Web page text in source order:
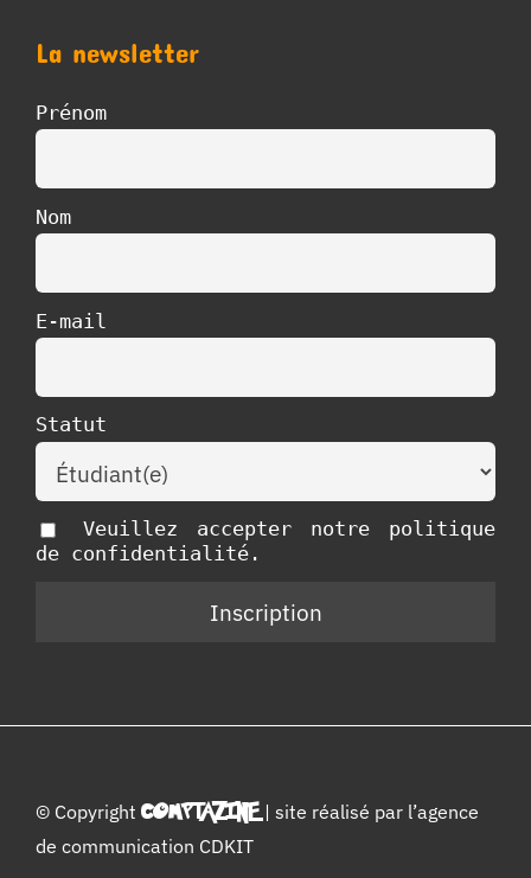
La newsletter
Prénom
Nom
E-mail
Statut
Veuillez accepter notre politique
de confidentialité.
© Copyright COMPTAZINE| site réalisé par l’agence
de communication CDKIT